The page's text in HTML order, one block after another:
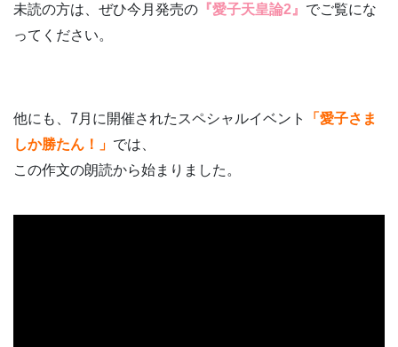
未読の方は、ぜひ今月発売の 『愛子天皇論2』 でご覧にな
ってください。
他にも、7月に開催されたスペシャルイベント
「愛子さま
しか勝たん！」 では、
この作文の朗読から始まりました。